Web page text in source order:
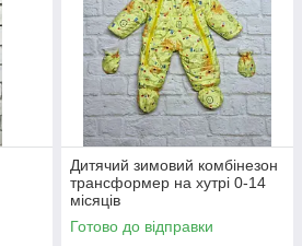
Дитячий зимовий комбінезон
трансформер на хутрі 0-14
місяців
Готово до відправки